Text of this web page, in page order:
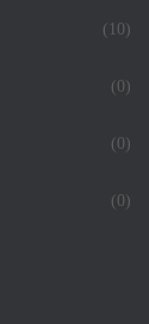
(10)
(0)
(0)
(0)